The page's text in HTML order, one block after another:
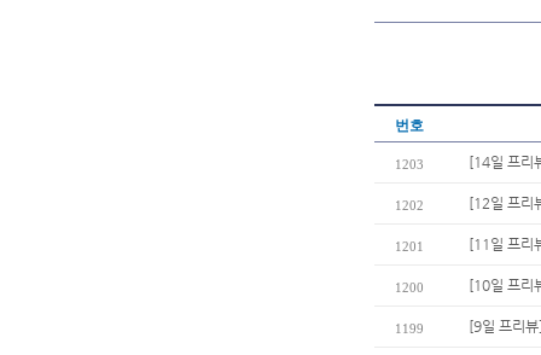
번호
1203 [14일 프리
1202 [12일 프리
1201 [11일 프리
1200 [10일 프리
1199 [9일 프리